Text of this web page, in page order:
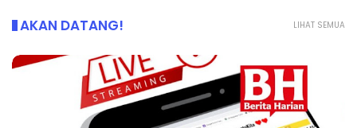
LIHAT SEMUA
AKAN DATANG!